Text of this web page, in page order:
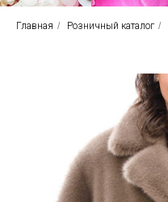
Главная / Розничный каталог /